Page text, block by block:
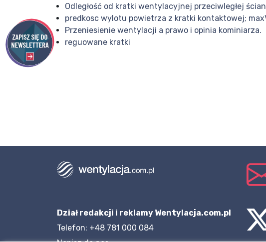
Odległość od kratki wentylacyjnej przeciwległej
predkosc wylotu powietrza z kratki kontaktowej;
Przeniesienie wentylacji a prawo i opinia kominiarza.
reguowane kratki
Dział redakcji i reklamy Wentylacja.com.pl
Telefon: +48 781 000 084